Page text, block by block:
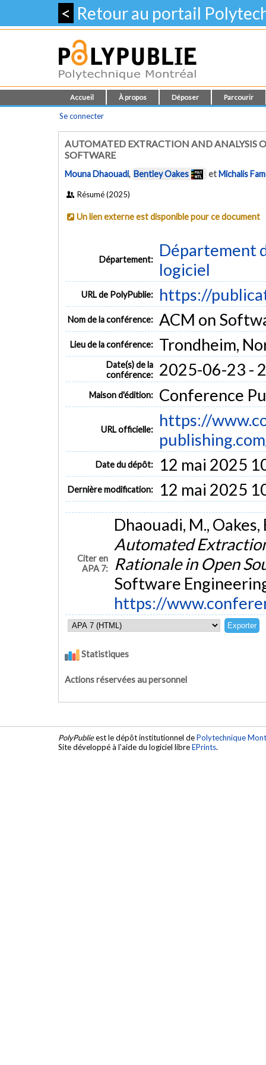
< Retour au portail
Accueil À propos Déposer Parcourir
Se connecter
AUTOMATED EXTRACTION AND ANALYSIS
SOFTWARE
Mouna Dhaouadi, Bentley Oakes etMichalis
Résumé (2025)
Un lien externe est disponible pour ce document
Département:
Département
logiciel
URL de PolyPublie: https://
Nom de la conférence: ACM on
Lieu de la conférence: Trondheim,
Date(s) de la
conférence:
2025-06-23 -
Maison d'édition: Conference
URL officielle:
https://
Date du dépôt: 12 mai 2025
Dernière modification: 12 mai 2025
Citer en
APA 7:
Dhaouadi, M.,
Automated
Rationale in Open
Software
https://
Statistiques
Actions réservées au personnel
PolyPublieest le dépôt institutionnel dePolytechnique
Site développé à l'aide du logiciel libreEPrints.